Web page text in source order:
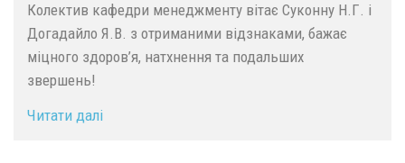
Колектив кафедри менеджменту вітає Суконну Н.Г. і
Догадайло Я.В. з отриманими відзнаками, бажає
міцного здоров’я, натхнення та подальших
звершень!
Читати далі